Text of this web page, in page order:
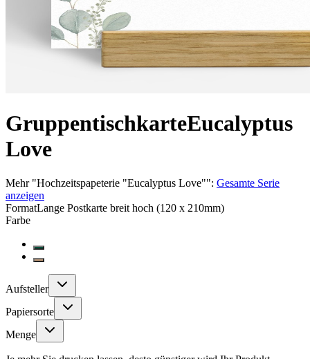
GruppentischkarteEucalyptus
Love
Mehr"Hochzeitspapeterie "Eucalyptus Love"": Gesamte Serie
anzeigen
FormatLange Postkarte breit hoch (120 x 210mm)
Farbe
Aufsteller
Papiersorte
Menge